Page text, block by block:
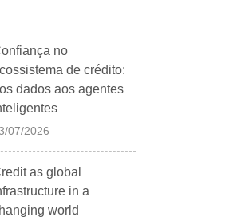
no
de crédito:
dados aos agentes
07/2026
as global
in a
world